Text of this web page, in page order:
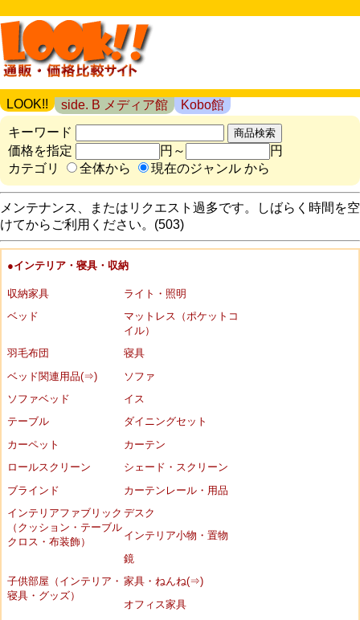
LOOK!! side. B メディア館
Kobo館
キーワード
価格を指定
円～
円
カテゴリ
全体から 現在のジャンル から
メンテナンス、またはリクエスト過多です。しばらく時間を空
けてからご利用ください。(503)
●インテリア・寝具・収納
収納家具
ライト・照明
ベッド
マットレス（ポケットコ
イル）
羽毛布団
寝具
ベッド関連用品(⇒)
ソファ
ソファベッド
イス
テーブル
ダイニングセット
カーペット
カーテン
ロールスクリーン
シェード・スクリーン
ブラインド
カーテンレール・用品
インテリアファブリック
（クッション・テーブル
クロス・布装飾）
デスク
インテリア小物・置物
鏡
子供部屋（インテリア・
寝具・グッズ）
家具・ねんね(⇒)
オフィス家具